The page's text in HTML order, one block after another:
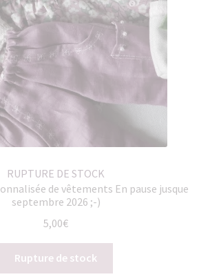
RUPTURE DE STOCK
de vêtements En pause jusque
septembre 2026 ;-)
5,00€
Rupture de stock